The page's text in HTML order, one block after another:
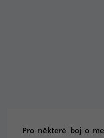
Pro některé boj o